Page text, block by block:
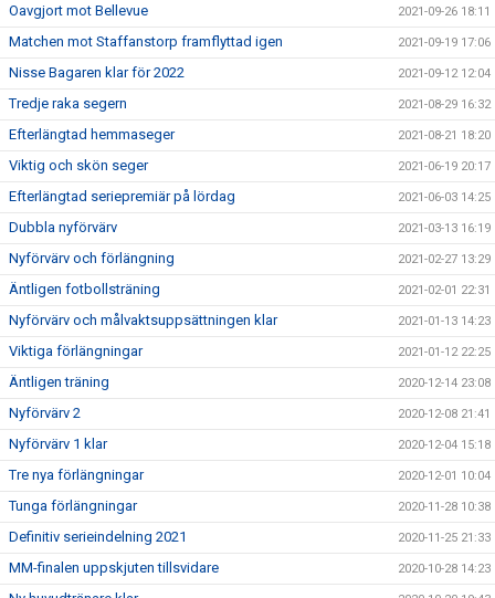
Oavgjort mot Bellevue 2021-09-26 18:11
Matchen mot Staffanstorp framflyttad igen 2021-09-19 17:06
Nisse Bagaren klar för 2022 2021-09-12 12:04
Tredje raka segern 2021-08-29 16:32
Efterlängtad hemmaseger 2021-08-21 18:20
Viktig och skön seger 2021-06-19 20:17
Efterlängtad seriepremiär på lördag 2021-06-03 14:25
Dubbla nyförvärv 2021-03-13 16:19
Nyförvärv och förlängning 2021-02-27 13:29
Äntligen fotbollsträning 2021-02-01 22:31
Nyförvärv och målvaktsuppsättningen klar 2021-01-13 14:23
Viktiga förlängningar 2021-01-12 22:25
Äntligen träning 2020-12-14 23:08
Nyförvärv 2 2020-12-08 21:41
Nyförvärv 1 klar 2020-12-04 15:18
Tre nya förlängningar 2020-12-01 10:04
Tunga förlängningar 2020-11-28 10:38
Definitiv serieindelning 2021 2020-11-25 21:33
MM-finalen uppskjuten tillsvidare 2020-10-28 14:23